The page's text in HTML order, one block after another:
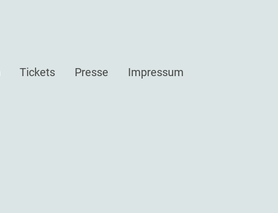
Tickets Presse
Impressum